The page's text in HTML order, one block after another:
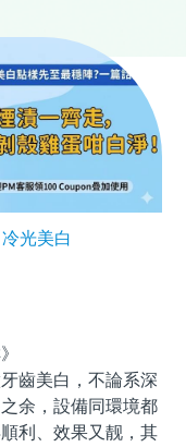
冷光美白
齒美白，不論系深
余，設備同環境都
利、效果又靓，其